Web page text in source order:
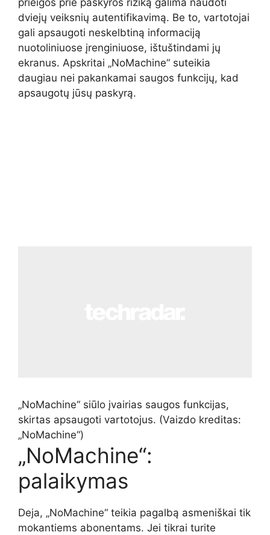
prieigos prie paskyros riziką galima naudoti
dviejų veiksnių autentifikavimą. Be to, vartotojai
gali apsaugoti neskelbtiną informaciją
nuotoliniuose įrenginiuose, ištuštindami jų
ekranus. Apskritai „NoMachine“ suteikia
daugiau nei pakankamai saugos funkcijų, kad
apsaugotų jūsų paskyrą.
„NoMachine“ siūlo įvairias saugos funkcijas,
skirtas apsaugoti vartotojus. (Vaizdo kreditas:
„NoMachine“)
„NoMachine“:
palaikymas
Deja, „NoMachine“ teikia pagalbą asmeniškai tik
mokantiems abonentams. Jei tikrai turite